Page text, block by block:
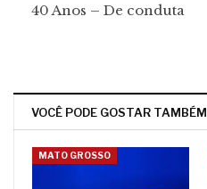
40 Anos – De conduta
VOCÊ PODE GOSTAR TAMBÉM
MATO GROSSO